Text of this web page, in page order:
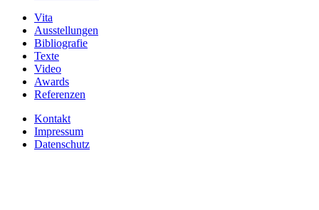
Vita
Ausstellungen
Bibliografie
Texte
Video
Awards
Referenzen
Kontakt
Impressum
Datenschutz